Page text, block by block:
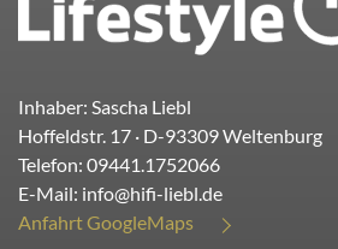
Inhaber: Sascha Liebl
Hoffeldstr. 17 · D-93309Weltenburg
Telefon: 09441.1752066
E-Mail: info@hifi-liebl.de
Anfahrt GoogleMaps